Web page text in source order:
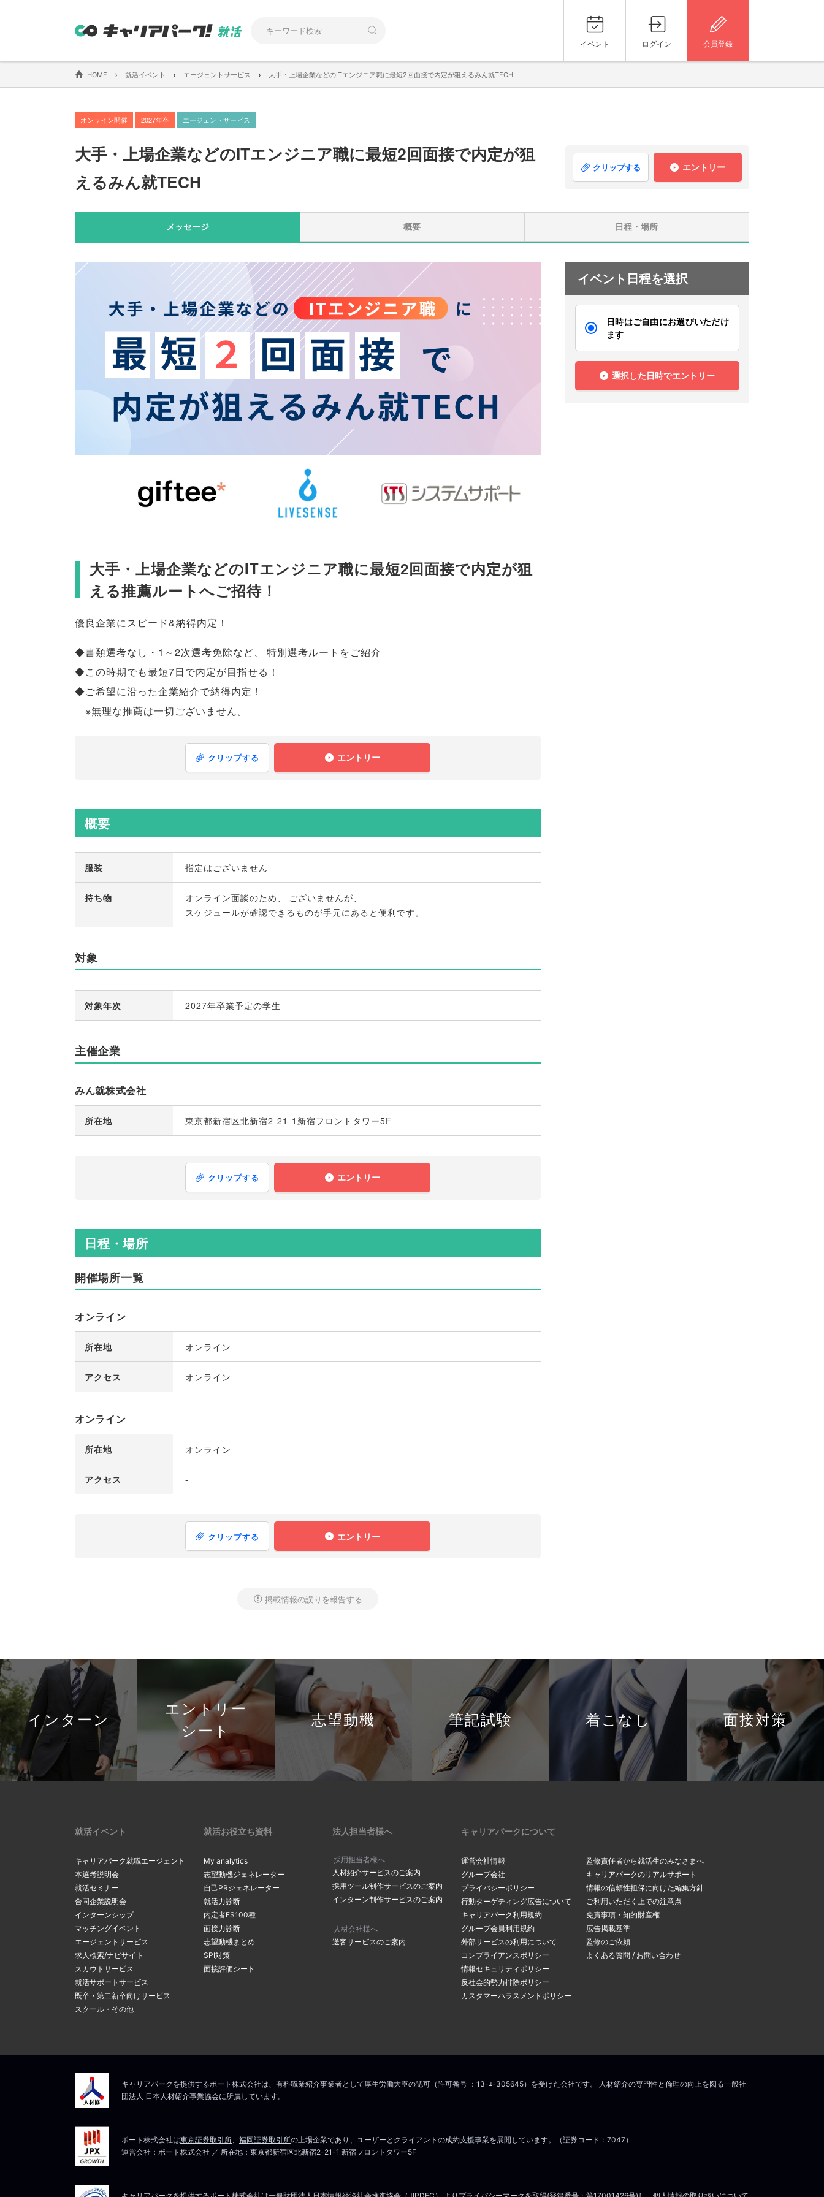
イベント ログイン 会員登録
HOME › 就活イベント › エージェントサービス › 大手・上場企業などのITエンジニア職に最短2回面接で内定が狙えるみん就TECH
オンライン開催 2027年卒 エージェントサービス
大手・上場企業などのITエンジニア職に最短2回面接で内定が狙
えるみん就TECH
クリップする エントリー
メッセージ 概要 日程・場所
大手・上場企業などのITエンジニア職に最短2回面接で内定が狙
える推薦ルートへご招待！
優良企業にスピード&納得内定！
◆書類選考なし・1～2次選考免除など、
特別選考ルートをご紹介
◆この時期でも最短7日で内定が目指せる！
◆ご希望に沿った企業紹介で納得内定！
※無理な推薦は一切ございません。
クリップする エントリー
概要
服装 指定はございません
持ち物 オンライン面談のため ございませんが
スケジュールが確認できるものが手元にあると便利です 。
対象
対象年次 2027年卒業予定の学生
主催企業
みん就株式会社
所在地 東京都新宿区北新宿2-21-1新宿フロントタワー5F
クリップする エントリー
日程・場所
開催場所一覧
オンライン
所在地 オンライン
アクセス オンライン
オンライン
所在地 オンライン
アクセス -
クリップする エントリー
掲載情報の誤りを報告する
イベント日程を選択
日時はご自由にお選びいただけ
ます
選択した日時でエントリー
インターン
エントリー
シート
志望動機 筆記試験 着こなし 面接対策
就活イベント
キャリアパーク就職エージェント
本選考説明会
就活セミナー
合同企業説明会
インターンシップ
マッチングイベント
エージェントサービス
求人検索/ナビサイト
スカウトサービス
就活サポートサービス
既卒・第二新卒向けサービス
スクール・その他
就活お役立ち資料
My analytics
志望動機ジェネレーター
自己PRジェネレーター
就活力診断
内定者ES100種
面接力診断
志望動機まとめ
SPI対策
面接評価シート
法人担当者様へ
採用担当者様へ
人材紹介サービスのご案内
採用ツール制作サービスのご案内
インターン制作サービスのご案内
人材会社様へ
送客サービスのご案内
キャリアパークについて
運営会社情報
グループ会社
プライバシーポリシー
行動ターゲティング広告について
キャリアパーク利用規約
グループ会員利用規約
外部サービスの利用について
コンプライアンスポリシー
情報セキュリティポリシー
反社会的勢力排除ポリシー
カスタマーハラスメントポリシー
監修責任者から就活生のみなさまへ
キャリアパークのリアルサポート
情報の信頼性担保に向けた編集方針
ご利用いただく上での注意点
免責事項・知的財産権
広告掲載基準
監修のご依頼
よくある質問 / お問い合わせ